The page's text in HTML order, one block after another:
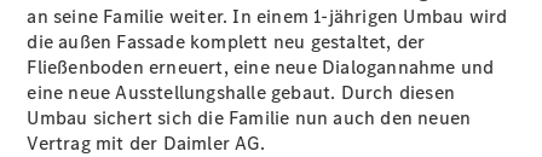
Gebrauchtwagenkauf
Finanzdienste
Digitale
Extras
an seine Familie weiter. In einem 1-jährigen Umbau wird
die außen Fassade komplett neu gestaltet, der
Fließenboden erneuert, eine neue Dialogannahme und
eine neue Ausstellungshalle gebaut. Durch diesen
Umbau sichert sich die Familie nun auch den neuen
Vertrag mit der Daimler AG.